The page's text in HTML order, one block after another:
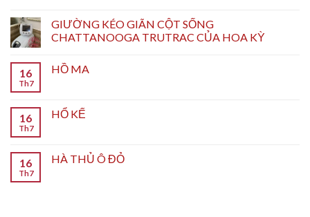
GIƯỜNG KÉO GIÃN CỘT SỐNG
CHATTANOOGA TRUTRAC CỦA HOA KỲ
16
Th7
HỒ MA
16
Th7
HỔ KẾ
16
Th7
HÀ THỦ Ô ĐỎ